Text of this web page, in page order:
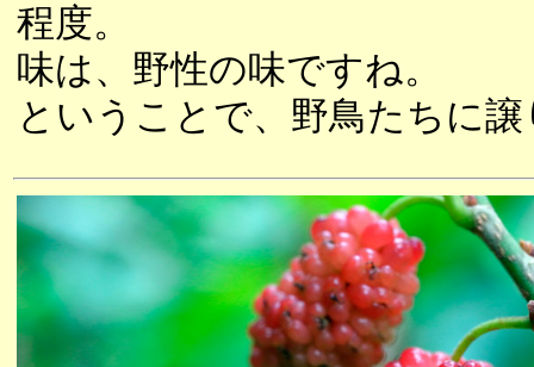
程度。
味は、野性の味ですね。
ということで、野鳥たちに